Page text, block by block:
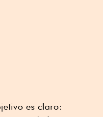
es claro: